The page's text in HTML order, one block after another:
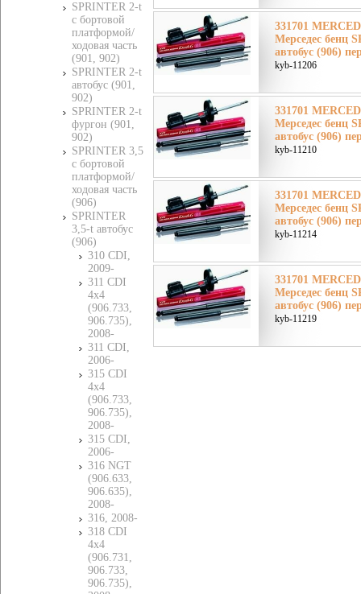
SPRINTER 2-t
c бортовой
платформой/
ходовая часть
(901, 902)
SPRINTER 2-t
автобус (901,
902)
SPRINTER 2-t
фургон (901,
902)
SPRINTER 3,5
c бортовой
платформой/
ходовая часть
(906)
SPRINTER
3,5-t автобус
(906)
310 CDI,
2009-
311 CDI
4x4
(906.733,
906.735),
2008-
311 CDI,
2006-
315 CDI
4x4
(906.733,
906.735),
2008-
315 CDI,
2006-
316 NGT
(906.633,
906.635),
2008-
316, 2008-
318 CDI
4x4
(906.731,
906.733,
906.735),
331701
Мерседес бенц
автобус (906)
kyb-11206
331701
Мерседес бенц
автобус (906)
kyb-11210
331701
Мерседес бенц
автобус (906)
kyb-11214
331701
Мерседес бенц
автобус (906)
kyb-11219